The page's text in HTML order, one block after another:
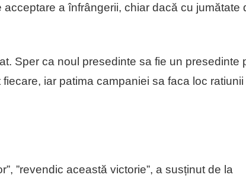
a înfrângerii, chiar dacă cu jumătate
Sper ca noul presedinte sa fie un presedinte
iar patima campaniei sa faca loc ratiunii
”revendic această victorie”, a susținut de la